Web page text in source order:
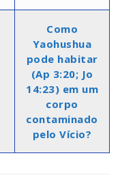
Como
Yaohushua
pode habitar
(Ap 3:20; Jo
14:23) em um
corpo
contaminado
pelo Vício?